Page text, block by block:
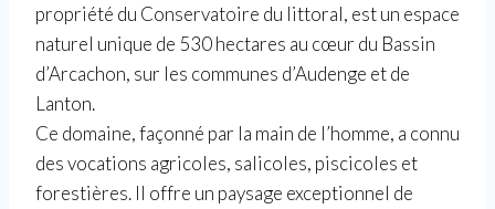
propriété du Conservatoire du littoral, est un espace
naturel unique de 530 hectares au cœur du Bassin
d’Arcachon, sur les communes d’Audenge et de
Lanton.
Ce domaine, façonné par la main de l’homme, a connu
des vocations agricoles, salicoles, piscicoles et
forestières. Il offre un paysage exceptionnel de